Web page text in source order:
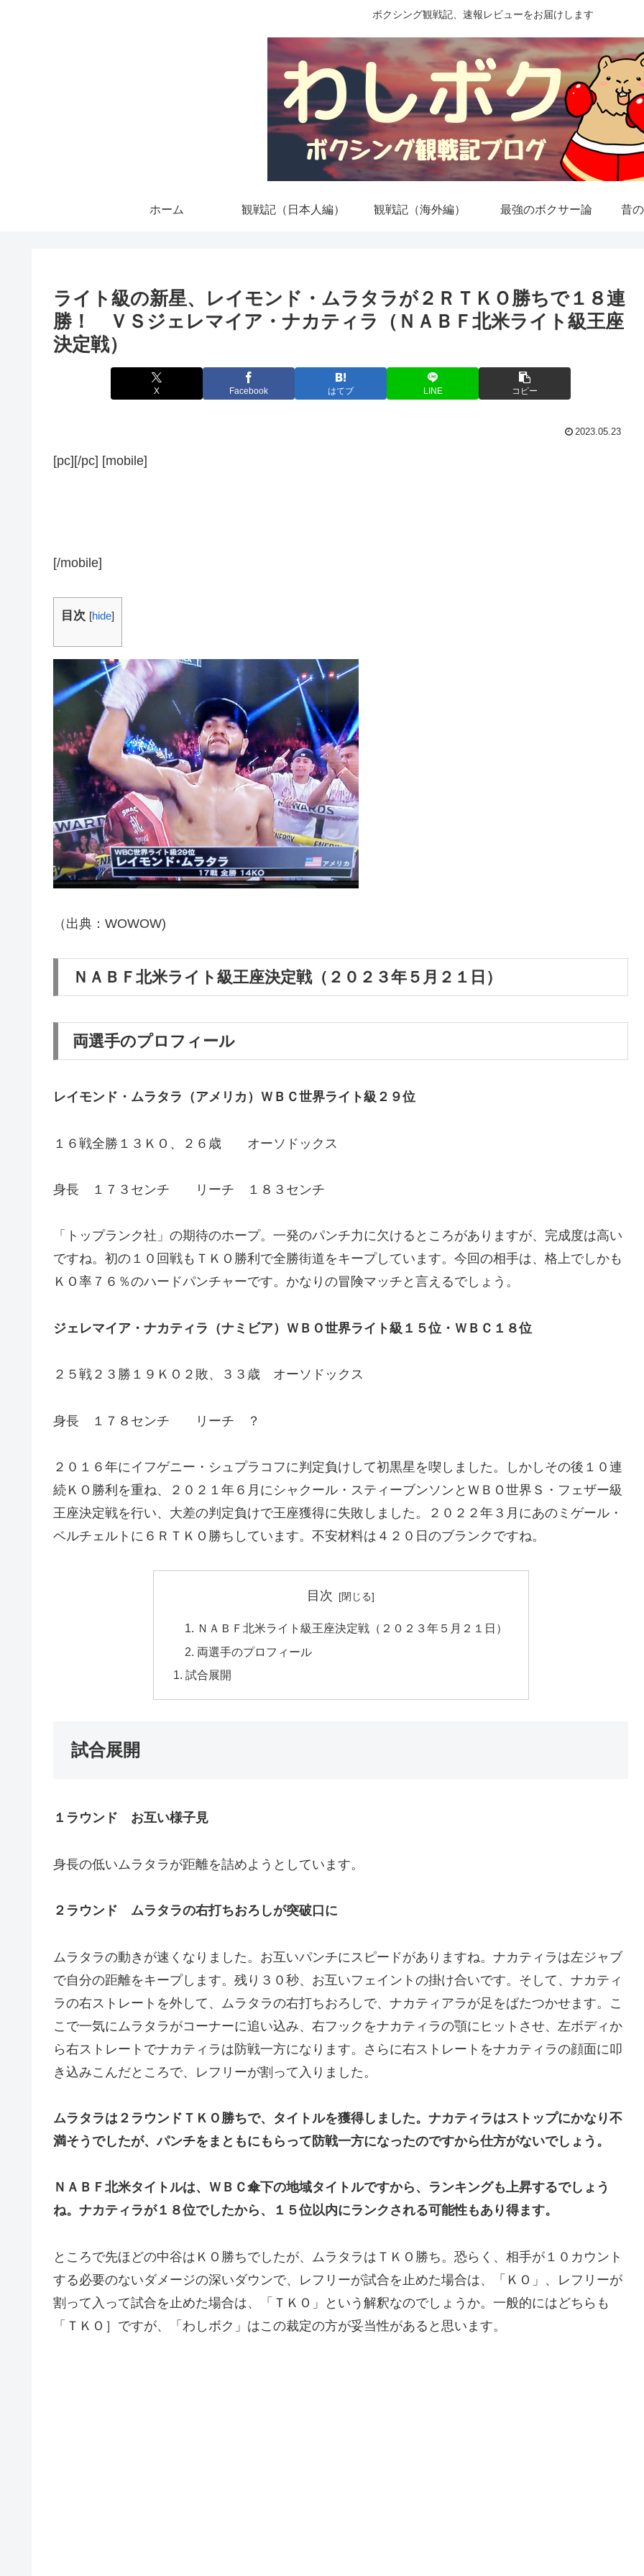
ボクシング観戦記、速報レビューをお届けします
ホーム 観戦記（日本人編） 観戦記（海外編） 最強のボクサー論 昔
ライト級の新星、レイモンド・ムラタラが２ＲＴＫＯ勝ちで１８連
勝！ ＶＳジェレマイア・ナカティラ（ＮＡＢＦ北米ライト級王座
決定戦）
X Facebook はてブ LINE コピー
2023.05.23
[pc][/pc] [mobile]
[/mobile]
目次 [hide]
（出典：WOWOW)
ＮＡＢＦ北米ライト級王座決定戦（２０２３年５月２１日）
両選手のプロフィール
レイモンド・ムラタラ（アメリカ）ＷＢＣ世界ライト級２９位
１６戦全勝１３ＫＯ、２６歳 オーソドックス
身長 １７３センチ リーチ １８３センチ
「トップランク社」の期待のホープ。一発のパンチ力に欠けるところがありますが、完成度は高い
ですね。初の１０回戦もＴＫＯ勝利で全勝街道をキープしています。今回の相手は、格上でしかも
ＫＯ率７６％のハードパンチャーです。かなりの冒険マッチと言えるでしょう。
ジェレマイア・ナカティラ（ナミビア）ＷＢＯ世界ライト級１５位・ＷＢＣ１８位
２５戦２３勝１９ＫＯ２敗、３３歳 オーソドックス
身長 １７８センチ リーチ ？
２０１６年にイフゲニー・シュプラコフに判定負けして初黒星を喫しました。しかしその後１０連
続ＫＯ勝利を重ね、２０２１年６月にシャクール・スティーブンソンとＷＢＯ世界Ｓ・フェザー級
王座決定戦を行い、大差の判定負けで王座獲得に失敗しました。２０２２年３月にあのミゲール・
ベルチェルトに６ＲＴＫＯ勝ちしています。不安材料は４２０日のブランクですね。
目次
ＮＡＢＦ北米ライト級王座決定戦（２０２３年５月２１日）
両選手のプロフィール
試合展開
試合展開
１ラウンド お互い様子見
身長の低いムラタラが距離を詰めようとしています。
２ラウンド ムラタラの右打ちおろしが突破口に
ムラタラの動きが速くなりました。お互いパンチにスピードがありますね。ナカティラは左ジャブ
で自分の距離をキープします。残り３０秒、お互いフェイントの掛け合いです。そして、ナカティ
ラの右ストレートを外して、ムラタラの右打ちおろしで、ナカティアラが足をばたつかせます。こ
こで一気にムラタラがコーナーに追い込み、右フックをナカティラの顎にヒットさせ、左ボディか
ら右ストレートでナカティラは防戦一方になります。さらに右ストレートをナカティラの顔面に叩
き込みこんだところで、レフリーが割って入りました。
ムラタラは２ラウンドＴＫＯ勝ちで、タイトルを獲得しました。ナカティラはストップにかなり不
満そうでしたが、パンチをまともにもらって防戦一方になったのですから仕方がないでしょう。
ＮＡＢＦ北米タイトルは、ＷＢＣ傘下の地域タイトルですから、ランキングも上昇するでしょう
ね。ナカティラが１８位でしたから、１５位以内にランクされる可能性もあり得ます。
ところで先ほどの中谷はＫＯ勝ちでしたが、ムラタラはＴＫＯ勝ち。恐らく、相手が１０カウント
する必要のないダメージの深いダウンで、レフリーが試合を止めた場合は、「ＫＯ」、レフリーが
割って入って試合を止めた場合は、「ＴＫＯ」という解釈なのでしょうか。一般的にはどちらも
「ＴＫＯ］ですが、「わしボク」はこの裁定の方が妥当性があると思います。